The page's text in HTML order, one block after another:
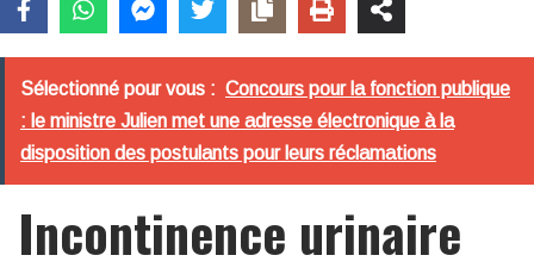
Sélectionné pour vous : Concours pour la fonction publique
: le ministre Julien met une adresse électronique à la
disposition des postulants pour leurs réclamations
Incontinence urinaire